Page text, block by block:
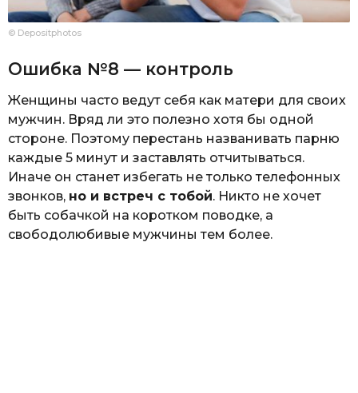
© Depositphotos
Ошибка №8 — контроль
Женщины часто ведут себя как матери для своих
мужчин. Вряд ли это полезно хотя бы одной
стороне. Поэтому перестань названивать парню
каждые 5 минут и заставлять отчитываться.
Иначе он станет избегать не только телефонных
звонков, но и встреч с тобой. Никто не хочет
быть собачкой на коротком поводке, а
свободолюбивые мужчины тем более.